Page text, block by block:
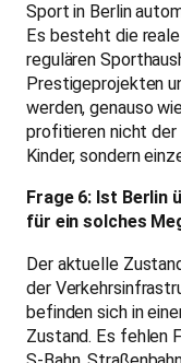
Sport in Berlin
Es besteht die
regulären
Prestigeprojekten
werden, genauso
profitieren nicht der
Kinder, sondern
Frage 6: Ist Berlin
für ein solches
Der aktuelle
der
befinden sich in
Zustand. Es fehlen